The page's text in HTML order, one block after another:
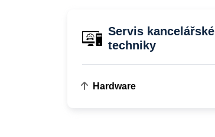
Servis kancelářské
techniky
Hardware